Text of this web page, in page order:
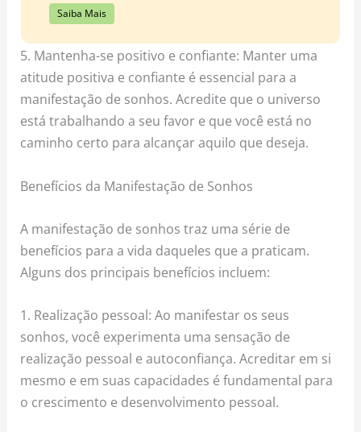
Saiba Mais
5. Mantenha-se positivo e confiante: Manter uma
atitude positiva e confiante é essencial para a
manifestação de sonhos. Acredite que o universo
está trabalhando a seu favor e que você está no
caminho certo para alcançar aquilo que deseja.
Benefícios da Manifestação de Sonhos
A manifestação de sonhos traz uma série de
benefícios para a vida daqueles que a praticam.
Alguns dos principais benefícios incluem:
1. Realização pessoal: Ao manifestar os seus
sonhos, você experimenta uma sensação de
realização pessoal e autoconfiança. Acreditar em si
mesmo e em suas capacidades é fundamental para
o crescimento e desenvolvimento pessoal.